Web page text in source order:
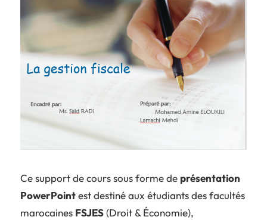
Ce support de cours sous forme de présentation
PowerPointest destiné aux étudiants des facultés
marocaines FSJES(Droit & Économie),